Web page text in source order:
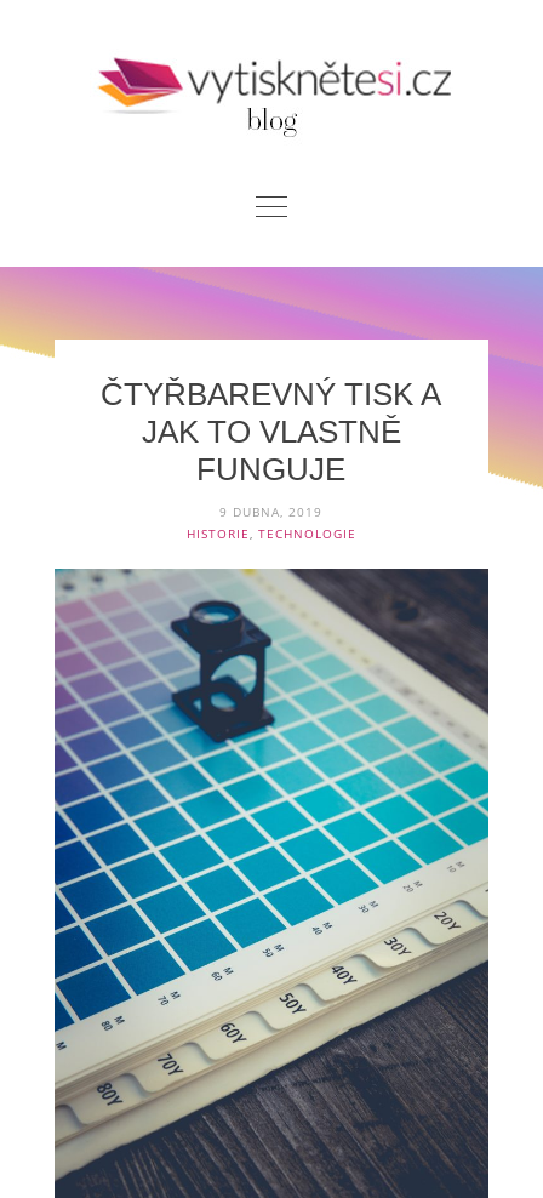
Kontakt
ČTYŘBAREVNÝ TISK A
JAK TO VLASTNĚ
FUNGUJE
9 DUBNA, 2019
HISTORIE, TECHNOLOGIE